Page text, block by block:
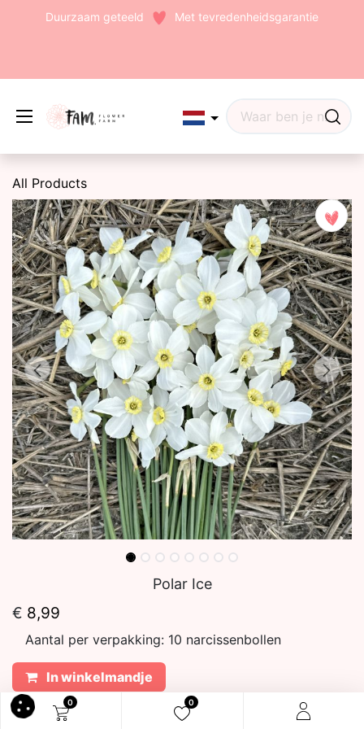
0 0
Duurzaam geteeld Met tevredenheidsgarantie
(242)
Edit widget
All Products
Polar Ice
€ 8,99
Aantal per verpakking: 10 narcissenbollen
In winkelmandje